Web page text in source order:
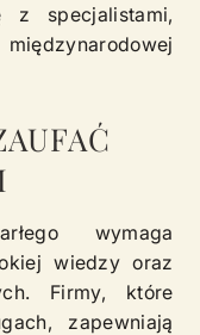
z specjalistami,
wymaga
wiedzy oraz
Firmy, które
zapewniają